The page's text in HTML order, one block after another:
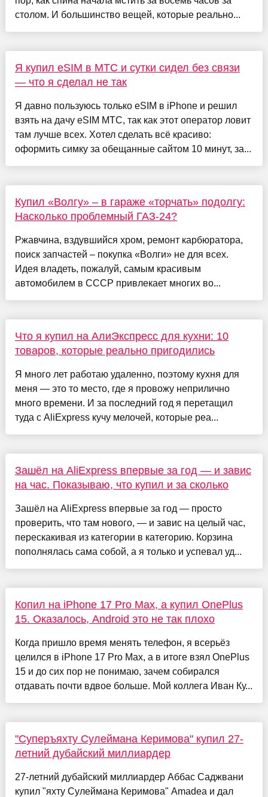
столом. И большинство вещей, которые реально...
Я купил eSIM в МТС и сутки сидел без связи
— что я сделал не так
Я давно пользуюсь только eSIM в iPhone и решил
взять на дачу eSIM МТС, так как этот оператор ловит
там лучше всех. Хотел сделать всё красиво:
оформить симку за обещанные сайтом 10 минут, за...
Купил «Волгу» – в гараже «торчать» подолгу:
Насколько проблемный ГАЗ-24?
Ржавчина, вздувшийся хром, ремонт карбюратора,
поиск запчастей – покупка «Волги» не для всех.
Идея владеть, пожалуй, самым красивым
автомобилем в СССР привлекает многих во...
Что я купил на АлиЭкспресс для кухни: 10
товаров, которые реально пригодились
Я много лет работаю удаленно, поэтому кухня для
меня — это то место, где я провожу неприлично
много времени. И за последний год я перетащил
туда с AliExpress кучу мелочей, которые реа...
Зашёл на AliExpress впервые за год — и завис
на час. Показываю, что купил и за сколько
Зашёл на AliExpress впервые за год — просто
проверить, что там нового, — и завис на целый час,
перескакивая из категории в категорию. Корзина
пополнялась сама собой, а я только и успевал уд...
Копил на iPhone 17 Pro Max, а купил OnePlus
15. Оказалось, Android это не так плохо
Когда пришло время менять телефон, я всерьёз
целился в iPhone 17 Pro Max, а в итоге взял OnePlus
15 и до сих пор не понимаю, зачем собирался
отдавать почти вдвое больше. Мой коллега Иван Ку...
"Суперъяхту Сулеймана Керимова" купил 27-
летний дубайский миллиардер
27-летний дубайский миллиардер Аббас Саджвани
купил "яхту Сулеймана Керимова" Amadea и дал